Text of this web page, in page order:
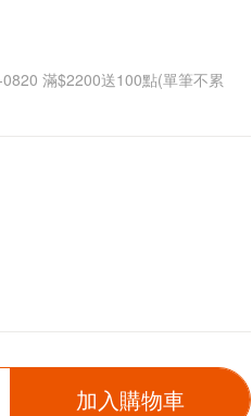
0820 滿$2200送100點(單筆不累
加入購物車